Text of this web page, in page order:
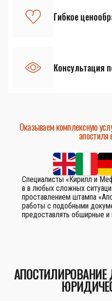
Гибкое
Консультация
Оказываем комплексную
Специалисты «Кирилл и
в в любых сложных
проставлением штампа
работы с подобными
предоставлять обширные и